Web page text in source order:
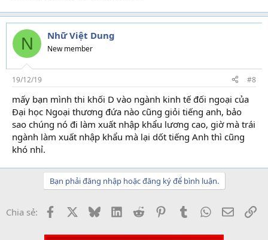
N Nhữ Việt Dung
New member
19/12/19 #8
mấy bạn mình thi khối D vào ngành kinh tế đối ngoại của
Đại học Ngoại thương đứa nào cũng giỏi tiếng anh, bảo
sao chúng nó đi làm xuất nhập khẩu lương cao, giờ mà trái
ngành làm xuất nhập khẩu mà lại dốt tiếng Anh thì cũng
khó nhỉ.
Bạn phải đăng nhập hoặc đăng ký để bình luận.
Chia sẻ: Facebook BlueskyLinkedInReddit PinterestTumblrWhatsApp
Email